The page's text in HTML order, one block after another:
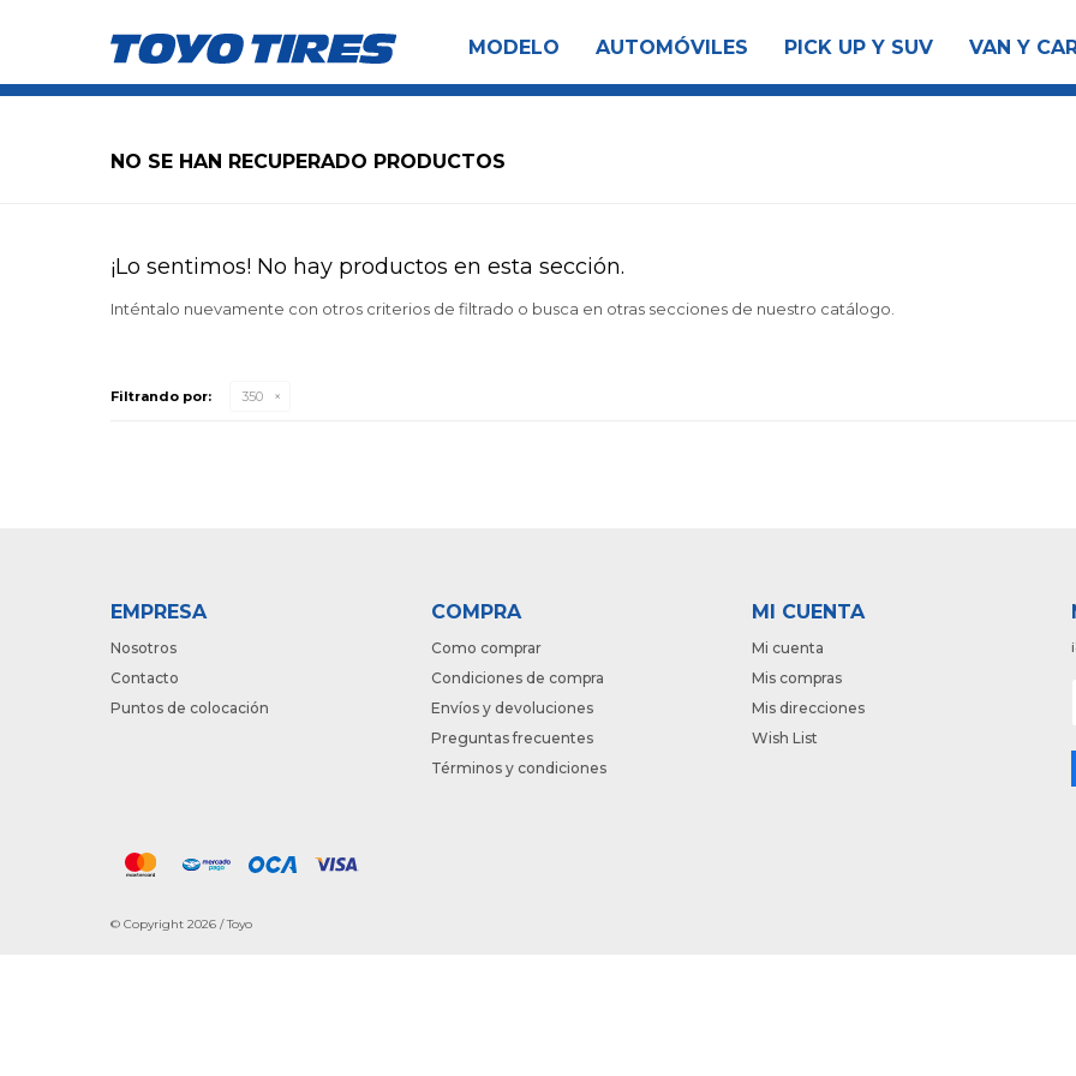
MODELO AUTOMÓVILES PICK UP Y SUV VAN Y
NO SE HAN RECUPERADO PRODUCTOS
¡Lo sentimos! No hay productos en esta sección.
Inténtalo nuevamente con otros criterios de filtrado o busca en otras secciones de nuestro catálogo.
Filtrando por: 350
EMPRESA
Nosotros
Contacto
Puntos de colocación
COMPRA
Como comprar
Condiciones de compra
Envíos y devoluciones
Preguntas frecuentes
Términos y condiciones
MI CUENTA
Mi cuenta
Mis compras
Mis direcciones
Wish List
© Copyright 2026 / Toyo